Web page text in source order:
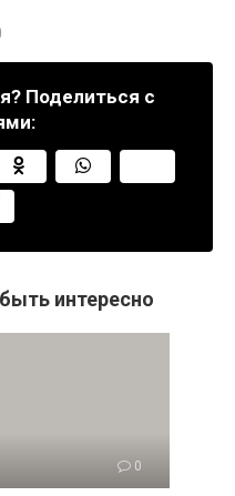
Поделиться с
интересно
0